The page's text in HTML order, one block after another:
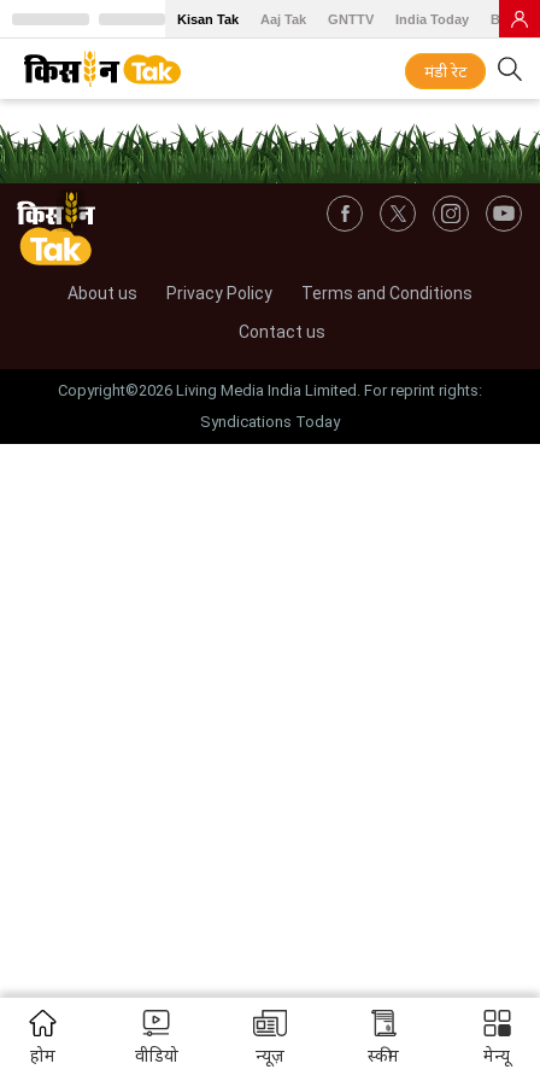
Kisan Tak Aaj Tak GNTTV India Today BT
मंडी रेट
About us Privacy Policy
Terms and Conditions
Contact us
Copyright©2026 Living Media India Limited. For reprint rights:
Syndications Today
होम वीडियो न्यूज़ स्कीम मेन्यू